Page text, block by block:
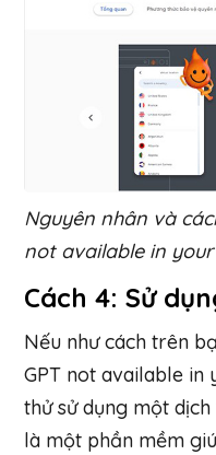
Nguyên nhân và
not available in
Cách 4: Sử
Nếu như cách trên
GPT not available
thử sử dụng một
là một phần mềm